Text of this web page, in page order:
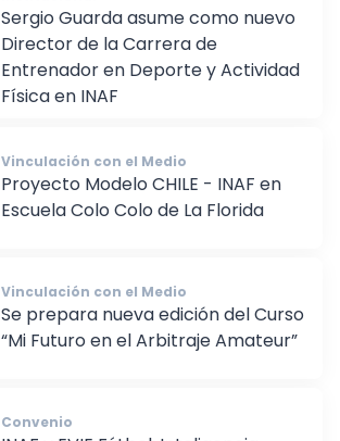
Institucional
Sergio Guarda asume como nuevo
Director de la Carrera de
Entrenador en Deporte y Actividad
Vinculación con el Medio
Proyecto Modelo CHILE - INAF en
Vinculación con el Medio
Se prepara nueva edición del Curso
“Mi Futuro en el Arbitraje Amateur”